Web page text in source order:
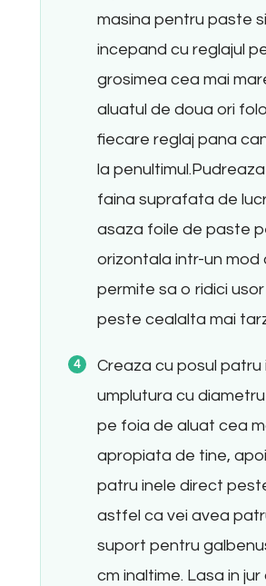
masina pentru paste
incepand cu reglajul
grosimea cea mai
aluatul de doua ori
fiecare reglaj pana
la
faina suprafata de
asaza foile de paste
orizontala intr-un mod
permite sa o ridici
peste cealalta mai
Creaza cu posul patru
umplutura cu
pe foia de aluat cea
apropiata de tine,
patru inele direct
astfel ca vei avea
suport pentru
cm inaltime. Lasa in jur